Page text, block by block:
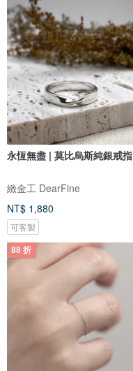
永恆無盡 | 莫比烏斯純銀戒指
緻金工 DearFine
NT$ 1,880
可客製
88 折